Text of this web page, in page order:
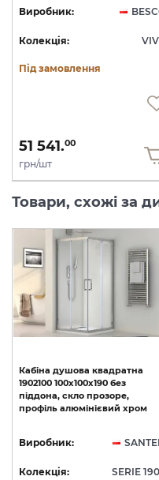
Виробник:
Колекція:
Під замовлення
51 541.00
грн/шт
Товари, схожі за
Кабіна душова квадратна
1902100 100х100х190 без
піддона, скло прозоре,
профіль алюмінієвий хром
Виробник:
Колекція: SERIE